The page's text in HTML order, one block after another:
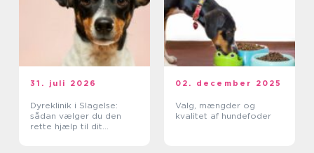
31. juli 2026
Dyreklinik i Slagelse:
sådan vælger du den
rette hjælp til dit
02. december 2025
Valg, mængder og
kvalitet af hundefoder